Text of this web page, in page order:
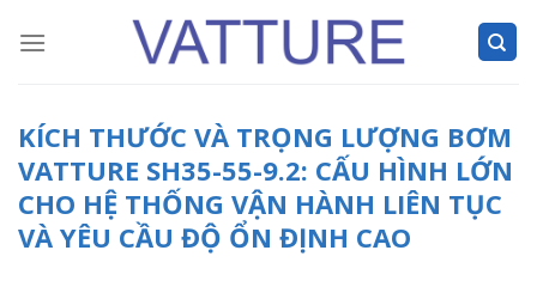
KÍCH THƯỚC VÀ TRỌNG LƯỢNG BƠM
VATTURE SH35-55-9.2: CẤU HÌNH LỚN
CHO HỆ THỐNG VẬN HÀNH LIÊN TỤC
VÀ YÊU CẦU ĐỘ ỔN ĐỊNH CAO